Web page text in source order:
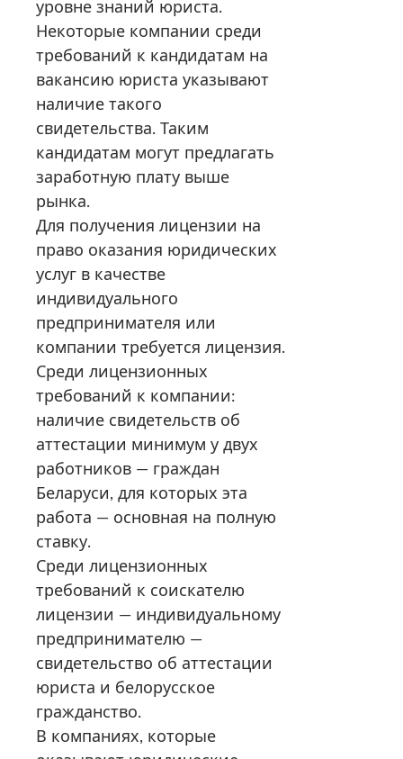
уровне знаний юриста.
Некоторые компании среди
требований к кандидатам на
вакансию юриста указывают
наличие такого
свидетельства. Таким
кандидатам могут предлагать
заработную плату выше
рынка.
Для получения лицензии на
право оказания юридических
услуг в качестве
индивидуального
предпринимателя или
компании требуется лицензия.
Среди лицензионных
требований к компании:
наличие свидетельств об
аттестации минимум у двух
работников — граждан
Беларуси, для которых эта
работа — основная на полную
ставку.
Среди лицензионных
требований к соискателю
лицензии — индивидуальному
предпринимателю —
свидетельство об аттестации
юриста и белорусское
гражданство.
В компаниях, которые